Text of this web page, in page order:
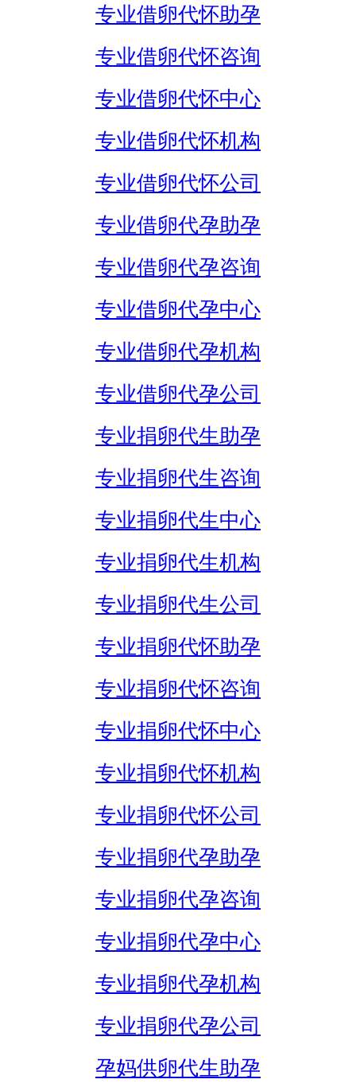
专业借卵代怀助孕
专业借卵代怀咨询
专业借卵代怀中心
专业借卵代怀机构
专业借卵代怀公司
专业借卵代孕助孕
专业借卵代孕咨询
专业借卵代孕中心
专业借卵代孕机构
专业借卵代孕公司
专业捐卵代生助孕
专业捐卵代生咨询
专业捐卵代生中心
专业捐卵代生机构
专业捐卵代生公司
专业捐卵代怀助孕
专业捐卵代怀咨询
专业捐卵代怀中心
专业捐卵代怀机构
专业捐卵代怀公司
专业捐卵代孕助孕
专业捐卵代孕咨询
专业捐卵代孕中心
专业捐卵代孕机构
专业捐卵代孕公司
孕妈供卵代生助孕